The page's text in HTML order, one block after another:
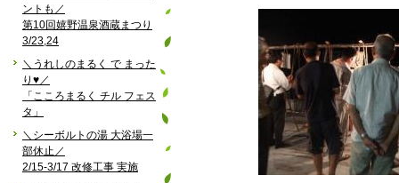
ントも／
第10回嬉野温泉酒蔵まつり
3/23,24
＼うれしのまるく で まった
り♥／
「こころまるく チル フェス
タ」
＼シーボルトの湯 大浴場一
部休止／
2/15-3/17 改修工事 実施